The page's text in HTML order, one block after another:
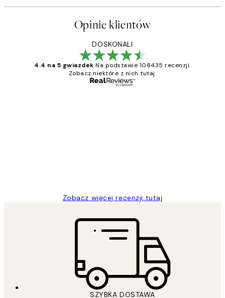
Opinie klientów
DOSKONALI
4.4 na 5 gwiazdek Na podstawie 108435 recenzji.
Zobacz niektóre z nich tutaj.
Zobacz więcej recenzji tutaj
SZYBKA DOSTAWA